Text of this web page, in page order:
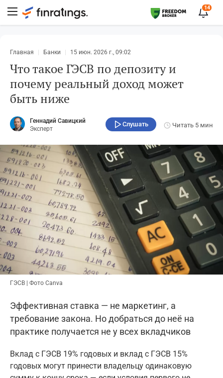
14
Главная Банки 15 июн. 2026 г., 09:02
Что такое ГЭСВ по депозиту и
почему реальный доход может
быть ниже
Геннадий Савицкий
Эксперт
Слушать Читать 5 мин
ГЭСВ | Фото Canva
Эффективная ставка — не маркетинг, а
требование закона. Но добраться до неё на
практике получается не у всех вкладчиков
Вклад с ГЭСВ 19% годовых и вклад с ГЭСВ 15%
годовых могут принести владельцу одинаковую